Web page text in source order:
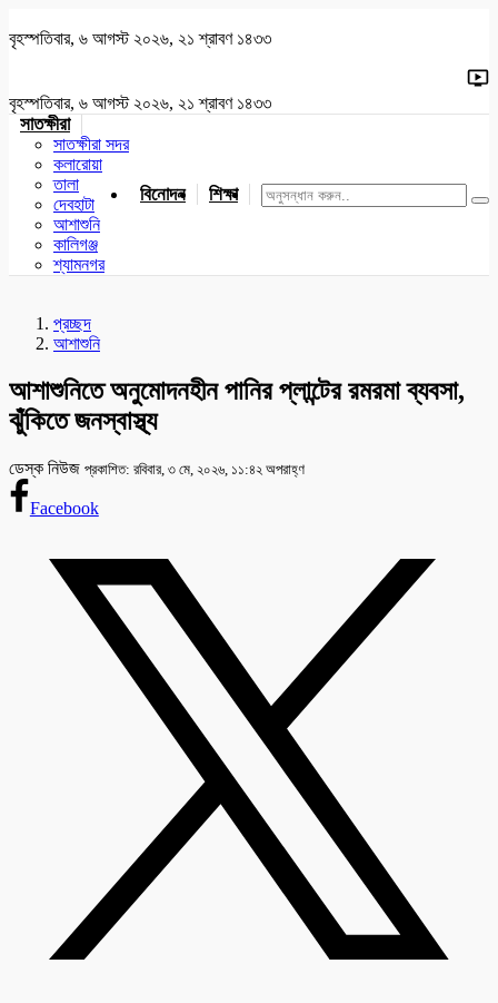
বৃহস্পতিবার, ৬ আগস্ট ২০২৬, ২১ শ্রাবণ ১৪৩৩
বৃহস্পতিবার, ৬ আগস্ট ২০২৬, ২১ শ্রাবণ ১৪৩৩
সাতক্ষীরা
সাতক্ষীরা সদর
কলারোয়া
তালা
দেবহাটা
আশাশুনি
কালিগঞ্জ
শ্যামনগর
বিনোদন শিক্ষা খেলাধুলা জাতীয় যশোর
প্রচ্ছদ
আশাশুনি
আশাশুনিতে অনুমোদনহীন পানির প্লান্টের রমরমা ব্যবসা,
ঝুঁকিতে জনস্বাস্থ্য
ডেস্ক নিউজ প্রকাশিত: রবিবার, ৩ মে, ২০২৬, ১১:৪২ অপরাহ্ণ
Facebook